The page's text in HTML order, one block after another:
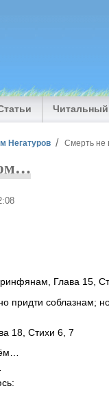
Читальный
Негатуров Смерть не
Глава 15,
придти соблазнам;
18, Стихи 6, 7